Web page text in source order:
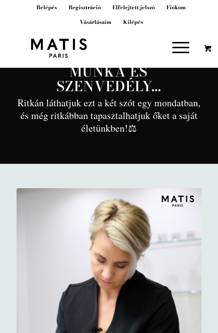
Belépés Regisztráció Elfelejtett jelszó
Fiókom
Vásárlásaim
Kilépés
MUNKA ÉS
SZENVEDÉLY…
Ritkán láthatjuk ezt a két szót egy mondatban,
és még ritkábban tapasztalhatjuk őket a saját
életünkben!⚖️